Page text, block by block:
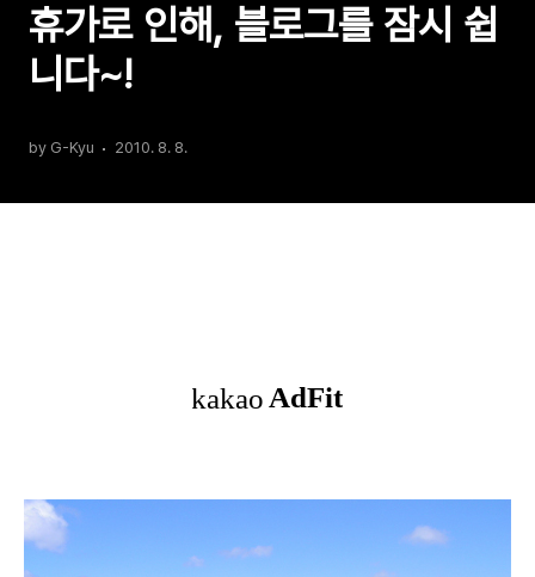
휴가로 인해, 블로그를 잠시 쉽
니다~!
by G-Kyu 2010. 8. 8.